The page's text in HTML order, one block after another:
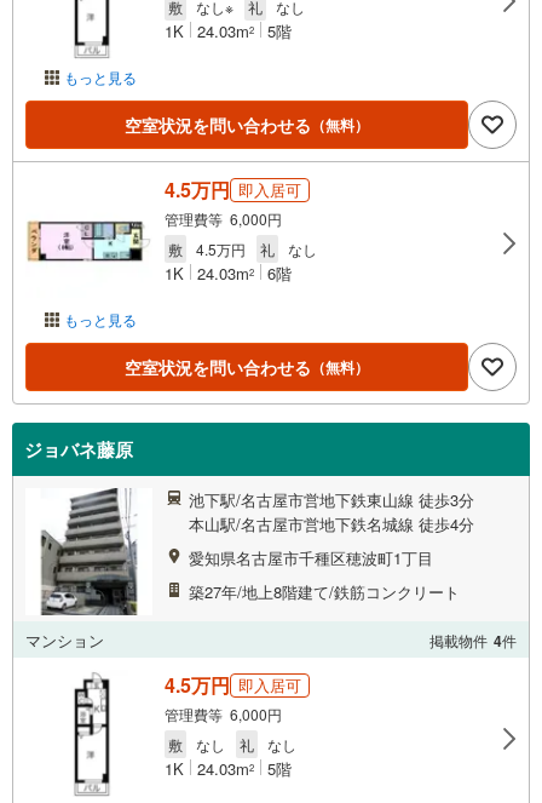
もっと見る
敷 なし※ 礼 なし
1K 24.03m2 5階
空室状況を問い合わせる （無料）
もっと見る
4.5万円 即入居可
管理費等 6,000円
敷
4.5万円 礼 なし
1K 24.03m2 6階
空室状況を問い合わせる （無料）
ジョバネ藤原
池下駅/名古屋市営地下鉄東山線 徒歩3分
本山駅/名古屋市営地下鉄名城線 徒歩4分
愛知県名古屋市千種区穂波町1丁目
築27年/地上8階建て/鉄筋コンクリート
マンション 掲載物件 4件
4.5万円 即入居可
管理費等 6,000円
敷
なし 礼 なし
1K 24.03m2 5階